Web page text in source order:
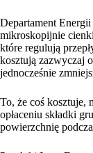
Departament
mikroskopijnie
które regulują
kosztują zazwyczaj
jednocześnie
To, że coś kosztuje,
opłaceniu składki
powierzchnię